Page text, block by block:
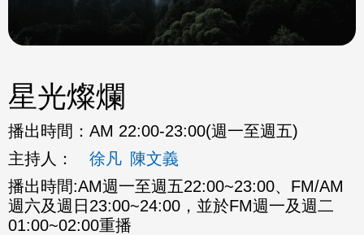
星光燦爛
播出時間： AM 22:00-23:00(週一至週五)
主持人：
徐凡 陳文義
播出時間:AM週一至週五22:00~23:00、FM/AM
週六及週日23:00~24:00，並於FM週一及週二
01:00~02:00重播